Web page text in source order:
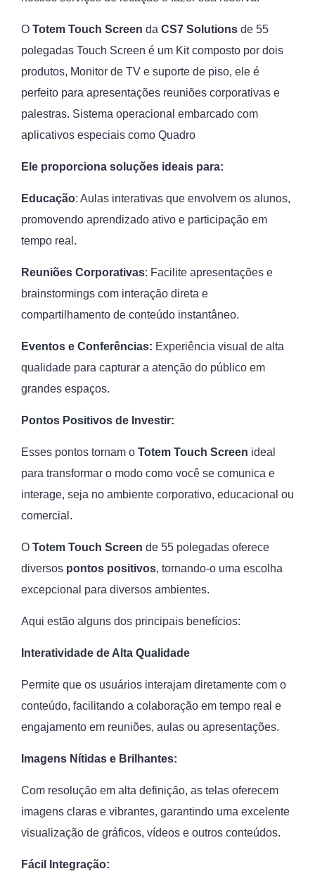
O Totem Touch Screen da CS7 Solutions de 55
polegadas Touch Screen é um Kit composto por dois
produtos, Monitor de TV e suporte de piso, ele é
perfeito para apresentações reuniões corporativas e
palestras. Sistema operacional embarcado com
aplicativos especiais como Quadro
Ele proporciona soluções ideais para:
Educação: Aulas interativas que envolvem os alunos,
promovendo aprendizado ativo e participação em
tempo real.
Reuniões Corporativas: Facilite apresentações e
brainstormings com interação direta e
compartilhamento de conteúdo instantâneo.
Eventos e Conferências: Experiência visual de alta
qualidade para capturar a atenção do público em
grandes espaços.
Pontos Positivos de Investir:
Esses pontos tornam o Totem Touch Screen ideal
para transformar o modo como você se comunica e
interage, seja no ambiente corporativo, educacional ou
comercial.
O Totem Touch Screen de 55 polegadas oferece
diversos pontos positivos, tornando-o uma escolha
excepcional para diversos ambientes.
Aqui estão alguns dos principais benefícios:
Interatividade de Alta Qualidade
Permite que os usuários interajam diretamente com o
conteúdo, facilitando a colaboração em tempo real e
engajamento em reuniões, aulas ou apresentações.
Imagens Nítidas e Brilhantes:
Com resolução em alta definição, as telas oferecem
imagens claras e vibrantes, garantindo uma excelente
visualização de gráficos, vídeos e outros conteúdos.
Fácil Integração: